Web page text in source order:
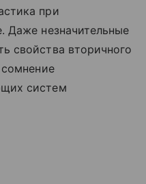
при
Даже незначительные
свойства вторичного
систем